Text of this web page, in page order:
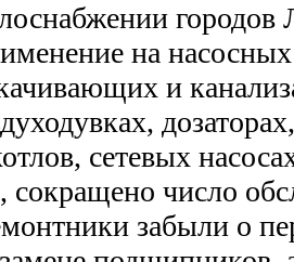
городов
на насосных
и
сетевых
число
забыли о